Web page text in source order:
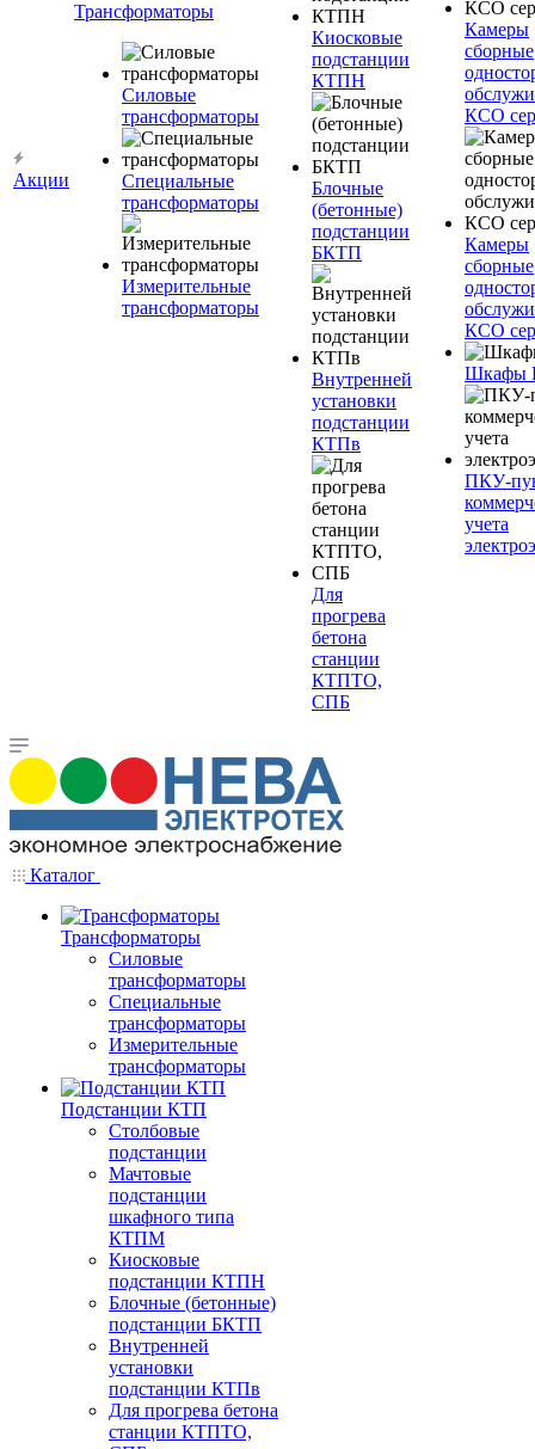
Акции
Трансформаторы
Силовые
трансформаторы
Специальные
трансформаторы
Измерительные
трансформаторы
Киосковые
подстанции
КТПН
Блочные
(бетонные)
подстанции
БКТП
Внутренней
установки
подстанции
КТПв
Для
прогрева
бетона
станции
КТПТО,
СПБ
Камеры
сборные
КСО
Камеры
сборные
КСО
Шкафы
ПКУ-
учета
Каталог
Трансформаторы
Силовые
трансформаторы
Специальные
трансформаторы
Измерительные
трансформаторы
Подстанции КТП
Столбовые
подстанции
Мачтовые
подстанции
шкафного типа
КТПМ
Киосковые
подстанции КТПН
Блочные (бетонные)
подстанции БКТП
Внутренней
установки
подстанции КТПв
Для прогрева бетона
станции КТПТО,